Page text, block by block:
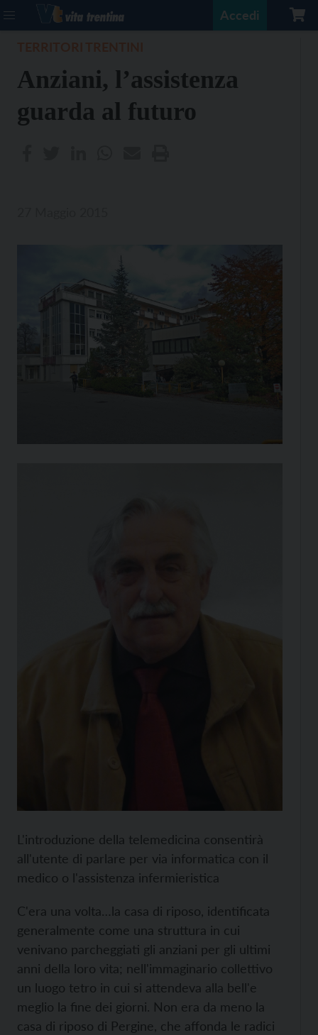
Accedi
Anziani, l’assistenza
guarda al futuro
L'introduzione della telemedicina consentirà
all'utente di parlare per via informatica con il
medico o l'assistenza infermieristica
C'era una volta…la casa di riposo, identificata
generalmente come una struttura in cui
venivano parcheggiati gli anziani per gli ultimi
anni della loro vita; nell'immaginario collettivo
un luogo tetro in cui si attendeva alla bell'e
meglio la fine dei giorni. Non era da meno la
casa di riposo di Pergine, che affonda le radici